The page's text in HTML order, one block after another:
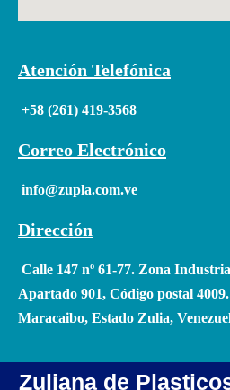
Atención Telefónica
+58 (261) 419-3568
Correo Electrónico
info@zupla.com.ve
Dirección
Calle 147 nº 61-77. Zona
Apartado 901, Código postal 4009.
Maracaibo, Estado Zulia,
Zuliana de